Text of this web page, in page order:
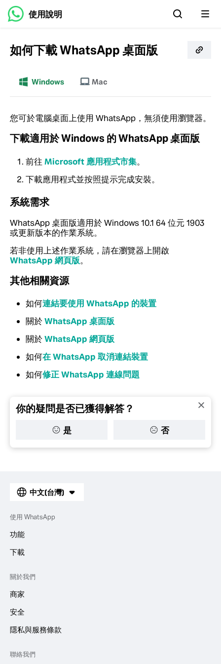
使用說明
如何下載 WhatsApp 桌面版
更多Windows Mac
您可於電腦桌面上使用 WhatsApp，無須使用瀏覽器。
下載適用於 Windows 的 WhatsApp 桌面版
前往 Microsoft 應用程式市集。
下載應用程式並按照提示完成安裝。
系統需求
WhatsApp 桌面版適用於 Windows 10.1 64 位元 1903
或更新版本的作業系統。
若非使用上述作業系統，請在瀏覽器上開啟
WhatsApp 網頁版。
其他相關資源
如何連結要使用 WhatsApp 的裝置
關於WhatsApp 桌面版
關於WhatsApp 網頁版
如何在 WhatsApp 取消連結裝置
如何修正 WhatsApp 連線問題
你的疑問是否已獲得解答？
是 否
中文(台灣)
使用 WhatsApp
功能
下載
關於我們
商家
安全
隱私與服務條款
聯絡我們